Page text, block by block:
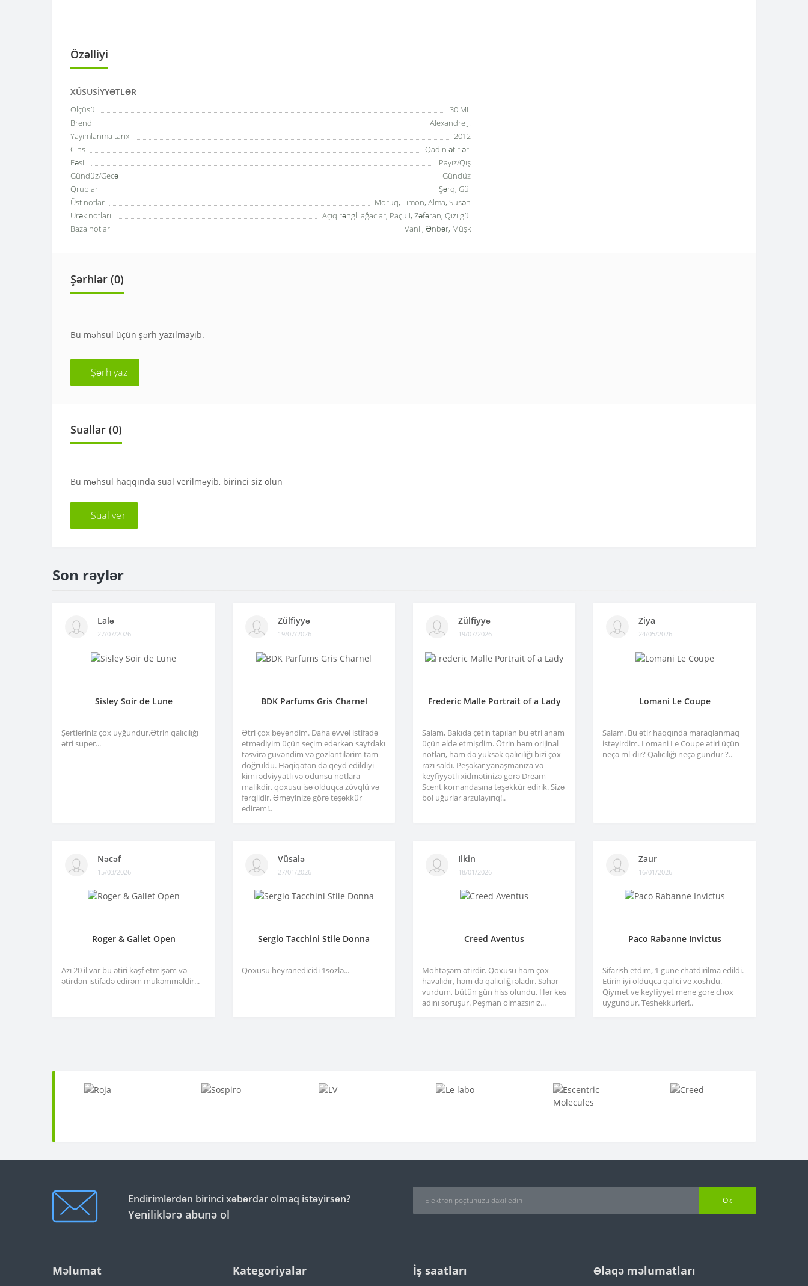
Özəlliyi
XÜSUSIYYƏTLƏR
Ölçüsü
30 ML
Brend
Alexandre J.
Yayımlanma tarixi
2012
Cins
Qadın ətirləri
Fəsil
Payız/Qış
Gündüz/Gecə
Gündüz
Qruplar
Şərq, Gül
Üst notlar
Moruq, Limon, Alma, Süsən
Ürək notları
Açıq rəngli ağaclar, Paçuli, Zəfəran, Qızılgül
Baza notlar
Vanil, Ənbər, Müşk
Şərhlər (0)
Bu məhsul üçün şərh yazılmayıb.
+ Şərh yaz
Suallar (0)
Bu məhsul haqqında sual verilməyib, birinci siz olun
+ Sual ver
Son rəylər
Lalə
27/07/2026
Sisley Soir de Lune
Şərtləriniz çox uyğundur.Ətrin qalıcılığı
ətri super...
Zülfiyyə
19/07/2026
BDK Parfums Gris Charnel
Ətri çox bəyəndim. Daha əvvəl istifadə
etmədiyim üçün seçim edərkən saytdakı
təsvirə güvəndim və gözləntilərim tam
doğruldu. Həqiqətən də qeyd edildiyi
kimi ədviyyatlı və odunsu notlara
malikdir, qoxusu isə olduqca zövqlü və
fərqlidir. Əməyinizə görə təşəkkür
edirəm!..
Zülfiyyə
19/07/2026
Frederic Malle Portrait of a Lady
Salam, Bakıda çətin tapılan bu ətri anam
üçün əldə etmişdim. Ətrin həm orijinal
notları, həm də yüksək qalıcılığı bizi çox
razı saldı. Peşəkar yanaşmanıza və
keyfiyyətli xidmətinizə görə Dream
Scent komandasına təşəkkür edirik. Sizə
bol uğurlar arzulayırıq!..
Ziya
24/05/2026
Lomani Le Coupe
Salam. Bu ətir haqqında maraqlanmaq
istəyirdim. Lomani Le Coupe ətiri üçün
neçə ml-dir? Qalıcılığı neçə gündür ?..
Nəcəf
15/03/2026
Roger & Gallet Open
Azı 20 il var bu ətiri kəşf etmişəm və
ətirdən istifadə edirəm mükəmməldir...
Vüsalə
27/01/2026
Sergio Tacchini Stile Donna
Qoxusu heyranedicidi 1sozlə...
Ilkin
18/01/2026
Creed Aventus
Möhtəşəm ətirdir. Qoxusu həm çox
havalıdır, həm də qalıcılığı əladır. Səhər
vurdum, bütün gün hiss olundu. Hər kəs
adını soruşur. Peşman olmazsınız...
Zaur
16/01/2026
Paco Rabanne Invictus
Sifarish etdim, 1 gune chatdirilma edildi.
Etirin iyi olduqca qalici ve xoshdu.
Qiymet ve keyfiyyet mene gore chox
uygundur. Teshekkurler!..
Endirimlərdən birinci xəbərdar olmaq istəyirsən?
Yeniliklərə abunə ol
Ok
Məlumat Kategoriyalar İş saatları Əlaqə məlumatları